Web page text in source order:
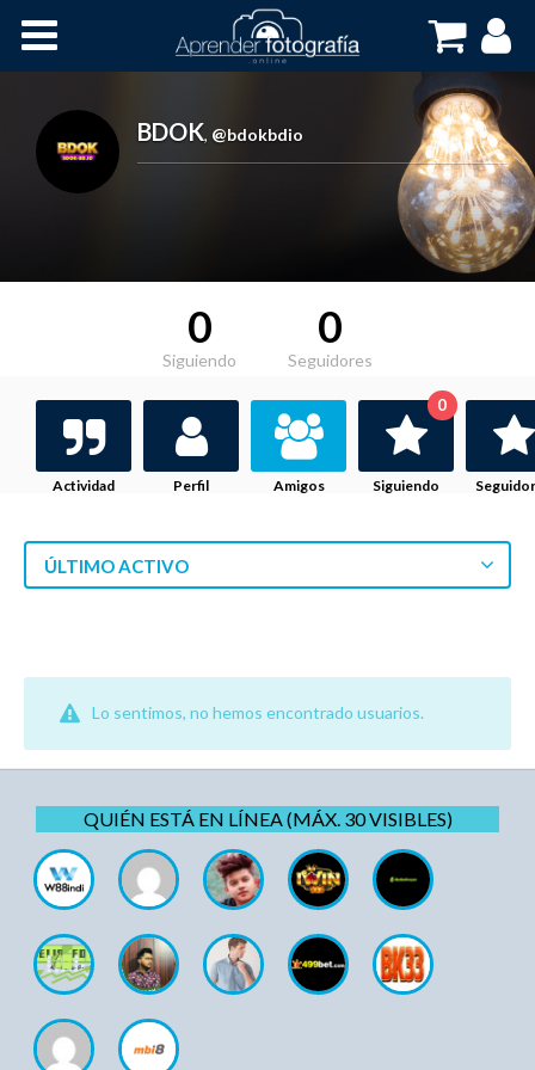
Cursos OnLine
BDOK, @bdokbdio
0
Siguiendo
0
Seguidores
Actividad Perfil Amigos Siguiendo
0
ÚLTIMO ACTIVO
Lo sentimos, no hemos encontrado usuarios.
QUIÉN ESTÁ EN LÍNEA (MÁX. 30 VISIBLES)